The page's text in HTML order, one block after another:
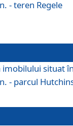
- teren Regele
imobilului situat
- parcul